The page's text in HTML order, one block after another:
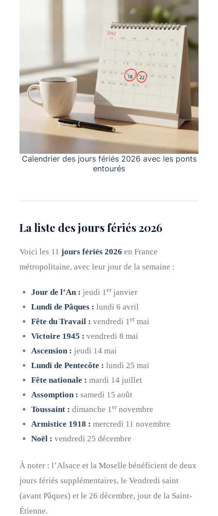
Calendrier des jours fériés 2026 avec les ponts
entourés
La liste des jours fériés 2026
Voici les 11 jours fériés 2026 en France
métropolitaine, avec leur jour de la semaine :
Jour de l’An : jeudi 1erjanvier
Lundi de Pâques : lundi 6 avril
Fête du Travail : vendredi 1ermai
Victoire 1945 : vendredi 8 mai
Ascension : jeudi 14 mai
Lundi de Pentecôte : lundi 25 mai
Fête nationale : mardi 14 juillet
Assomption : samedi 15 août
Toussaint : dimanche 1ernovembre
Armistice 1918 : mercredi 11 novembre
Noël : vendredi 25 décembre
À noter : l’Alsace et la Moselle bénéficient de deux
jours fériés supplémentaires, le Vendredi saint
(avant Pâques) et le 26 décembre, jour de la Saint-
Étienne.